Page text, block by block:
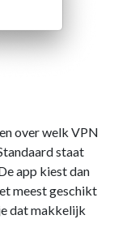
over welk VPN
staat
app kiest dan
meest geschikt
dat makkelijk